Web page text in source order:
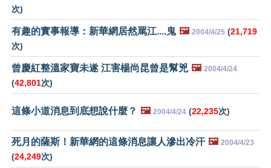
次)
有趣的實事報導：新華網居然罵江....鬼 🖼️ 2004/4/25 (21,719
次)
曾慶紅整溫家寶未遂 江害楊尚昆曾是幫兇 🖼️ 2004/4/24
(42,801次)
這條小道消息到底想說什麼？ 🖼️ 2004/4/24 (22,235次)
死月的薩斯！新華網的這條消息讓人滲出冷汗 🖼️ 2004/4/23
(24,249次)